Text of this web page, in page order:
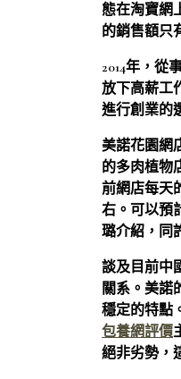
態在淘寶網
的銷售額只
2014年，從
放下高薪工
進行創業的
美諾花園網
的多肉植物
前網店每天
右。可以預
璐介紹，同
談及目前中
關系。美諾
穩定的特點
包養網評價
絕非劣勢，